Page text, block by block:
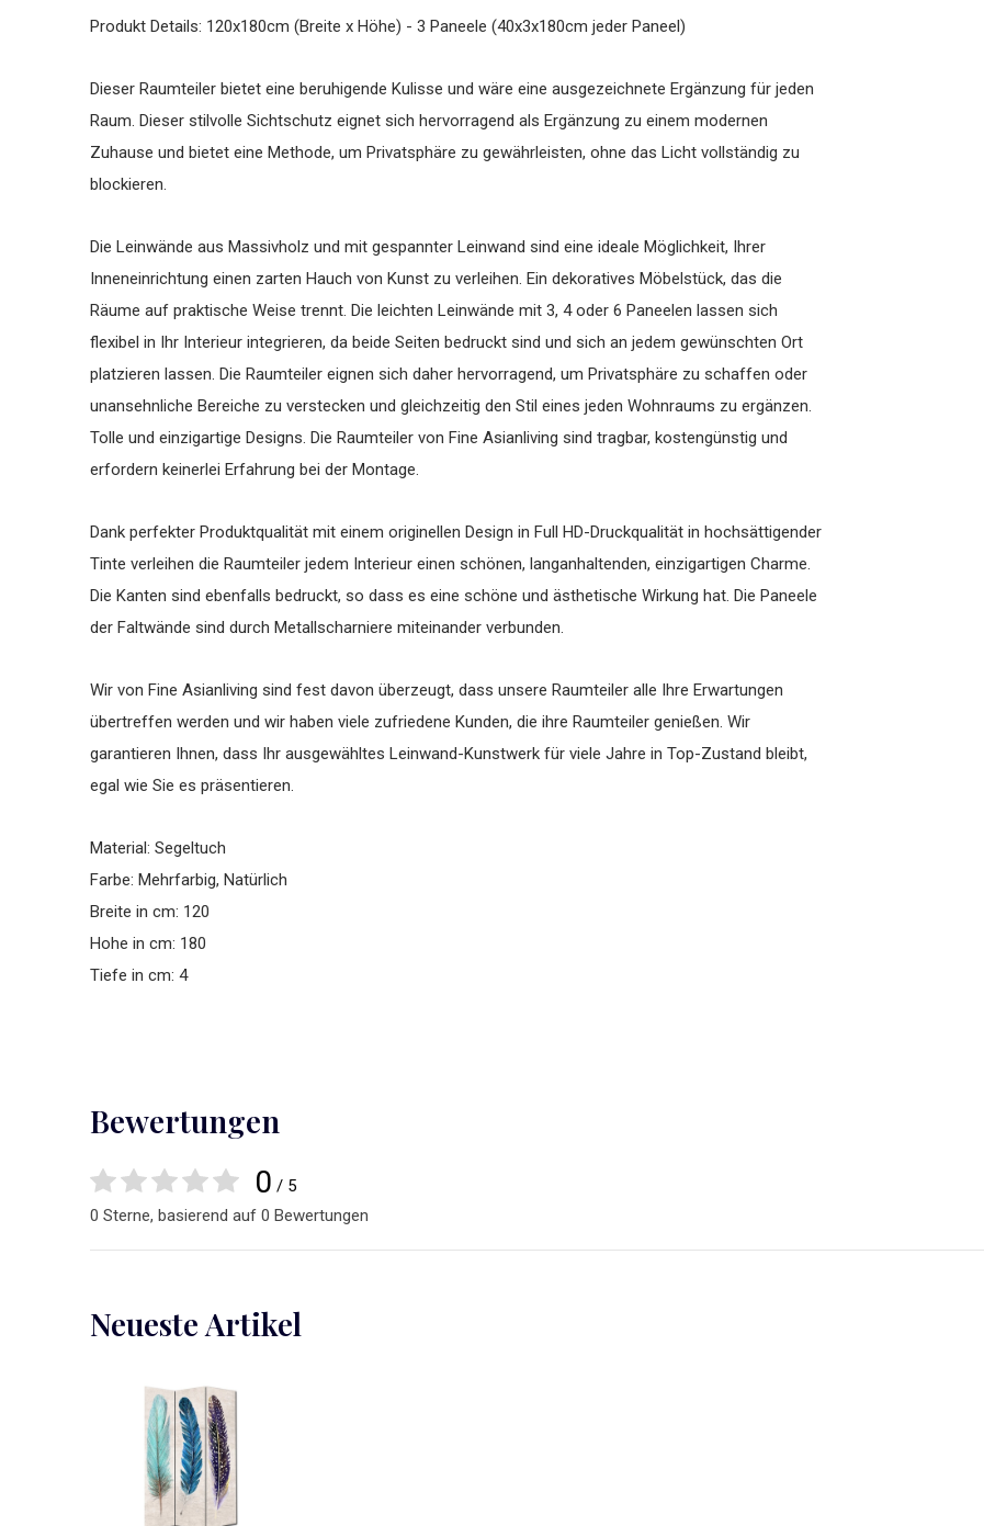
Produkt Details: 120x180cm (Breite x Höhe) - 3 Paneele (40x3x180cm jeder Paneel)
Dieser Raumteiler bietet eine beruhigende Kulisse und wäre eine ausgezeichnete Ergänzung für jeden
Raum. Dieser stilvolle Sichtschutz eignet sich hervorragend als Ergänzung zu einem modernen
Zuhause und bietet eine Methode, um Privatsphäre zu gewährleisten, ohne das Licht vollständig zu
blockieren.
Die Leinwände aus Massivholz und mit gespannter Leinwand sind eine ideale Möglichkeit, Ihrer
Inneneinrichtung einen zarten Hauch von Kunst zu verleihen. Ein dekoratives Möbelstück, das die
Räume auf praktische Weise trennt. Die leichten Leinwände mit 3, 4 oder 6 Paneelen lassen sich
flexibel in Ihr Interieur integrieren, da beide Seiten bedruckt sind und sich an jedem gewünschten Ort
platzieren lassen. Die Raumteiler eignen sich daher hervorragend, um Privatsphäre zu schaffen oder
unansehnliche Bereiche zu verstecken und gleichzeitig den Stil eines jeden Wohnraums zu ergänzen.
Tolle und einzigartige Designs. Die Raumteiler von Fine Asianliving sind tragbar, kostengünstig und
erfordern keinerlei Erfahrung bei der Montage.
Dank perfekter Produktqualität mit einem originellen Design in Full HD-Druckqualität in hochsättigender
Tinte verleihen die Raumteiler jedem Interieur einen schönen, langanhaltenden, einzigartigen Charme.
Die Kanten sind ebenfalls bedruckt, so dass es eine schöne und ästhetische Wirkung hat. Die Paneele
der Faltwände sind durch Metallscharniere miteinander verbunden.
Wir von Fine Asianliving sind fest davon überzeugt, dass unsere Raumteiler alle Ihre Erwartungen
übertreffen werden und wir haben viele zufriedene Kunden, die ihre Raumteiler genießen. Wir
garantieren Ihnen, dass Ihr ausgewähltes Leinwand-Kunstwerk für viele Jahre in Top-Zustand bleibt,
egal wie Sie es präsentieren.
Material: Segeltuch
Farbe: Mehrfarbig, Natürlich
Breite in cm: 120
Hohe in cm: 180
Tiefe in cm: 4
Bewertungen
0 / 5
0 Sterne, basierend auf 0 Bewertungen
Neueste Artikel